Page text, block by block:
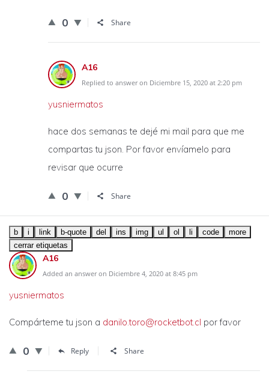
0 Share
A16
Replied to answer on Diciembre 15, 2020 at 2:20 pm
yusniermatos
hace dos semanas te dejé mi mail para que me
compartas tu json. Por favor envíamelo para
revisar que ocurre
0 Share
A16
Added an answer on Diciembre 4, 2020 at 8:45 pm
yusniermatos
Compárteme tu json a danilo.toro@rocketbot.cl por favor
0 Reply Share